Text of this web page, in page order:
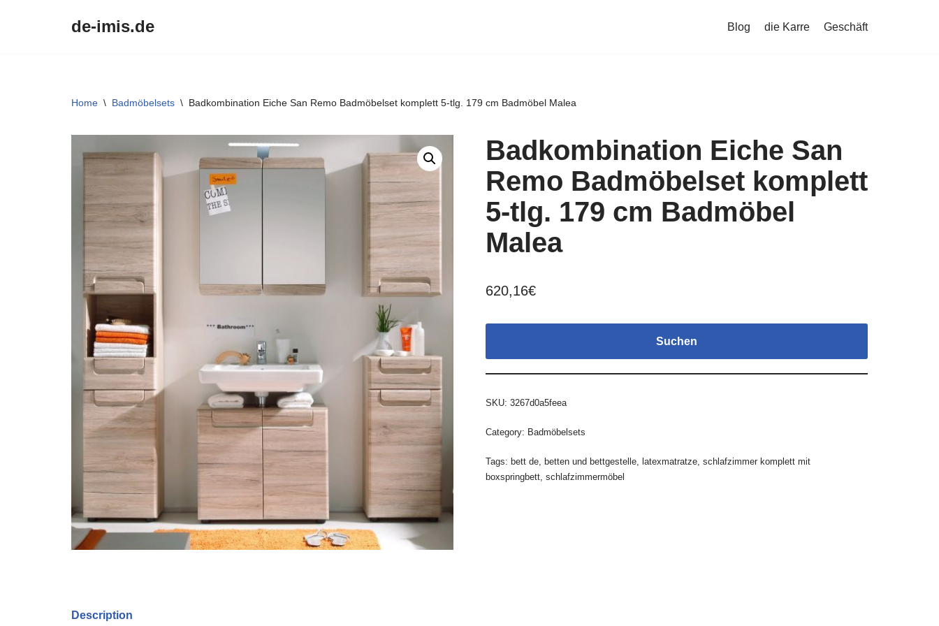
de-imis.de Blog die Karre Geschäft
Home \ Badmöbelsets \ Badkombination Eiche San Remo Badmöbelset komplett 5-tlg. 179 cm Badmöbel Malea
Badkombination Eiche San
Remo Badmöbelset komplett
5-tlg. 179 cm Badmöbel
Malea
620,16€
Suchen
SKU: 3267d0a5feea
Category: Badmöbelsets
Tags: bett de, betten und bettgestelle, latexmatratze, schlafzimmer komplett mit
boxspringbett, schlafzimmermöbel
Description